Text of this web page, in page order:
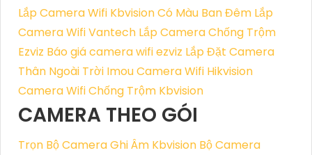
Lắp Camera Wifi Kbvision Có Màu Ban Đêm Lắp
Camera Wifi Vantech Lắp Camera Chống Trộm
Ezviz Báo giá camera wifi ezviz Lắp Đặt Camera
Thân Ngoài Trời ImouCamera Wifi Hikvision
Camera Wifi Chống Trộm Kbvision
CAMERA THEO GÓI
Trọn Bộ Camera Ghi Âm Kbvision Bộ Camera